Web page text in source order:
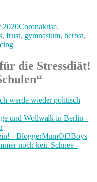
2020Kategorien
Coronakrise,
, frust, gymnasium, herbst,
die Stressdiät!
werde wieder politisch
und Wollwalk in Berlin -
- BloggerMumOf3Boys
noch kein Schnee -